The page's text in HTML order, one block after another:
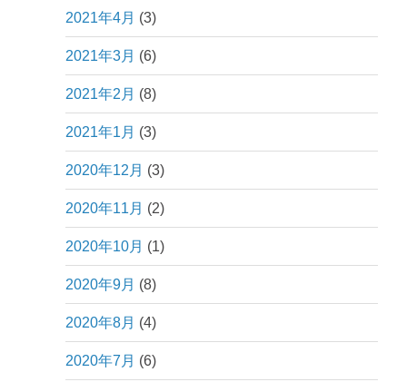
2021年4月 (3)
2021年3月 (6)
2021年2月 (8)
2021年1月 (3)
2020年12月 (3)
2020年11月 (2)
2020年10月 (1)
2020年9月 (8)
2020年8月 (4)
2020年7月 (6)